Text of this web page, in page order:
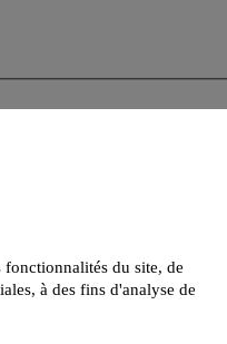
du site, de
à des fins d'analyse de